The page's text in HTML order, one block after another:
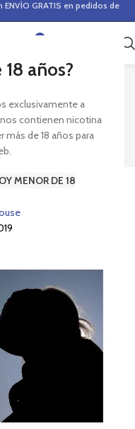
años?
exclusivamente a
contienen nicotina
más de 18 años para
MENOR DE 18
GRATIS en pedidos de
0
¿qué es vapear?